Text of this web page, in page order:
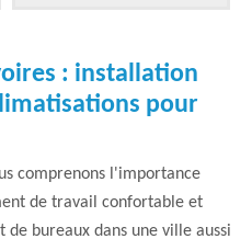
: installation
pour
comprenons l'importance
de travail confortable et
bureaux dans une ville aussi